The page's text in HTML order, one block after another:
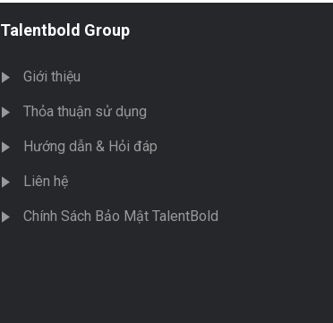
Talentbold Group
Giới thiệu
Thỏa thuận sử dụng
Hướng dẫn & Hỏi đáp
Liên hệ
Chính Sách Bảo Mật TalentBold